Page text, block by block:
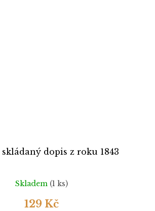
dopis z roku 1843
Skladem (1 ks)
129 Kč